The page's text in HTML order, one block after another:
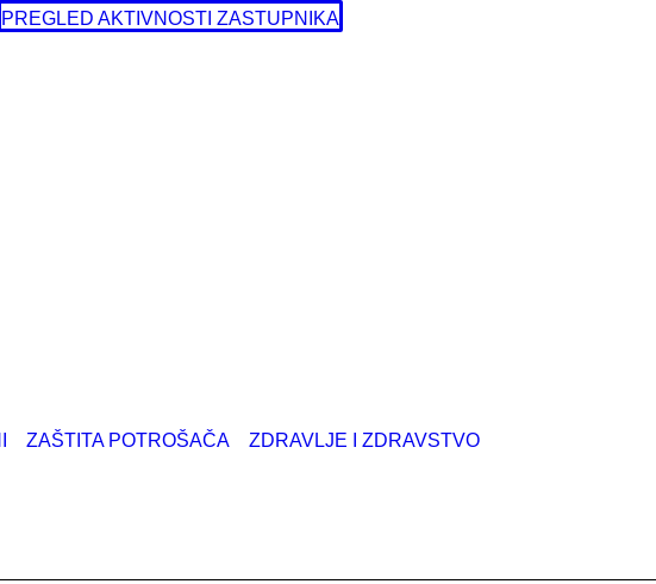
PREGLED AKTIVNOSTI ZASTUPNIKA
ZAŠTITA POTROŠAČA ZDRAVLJE I ZDRAVSTVO